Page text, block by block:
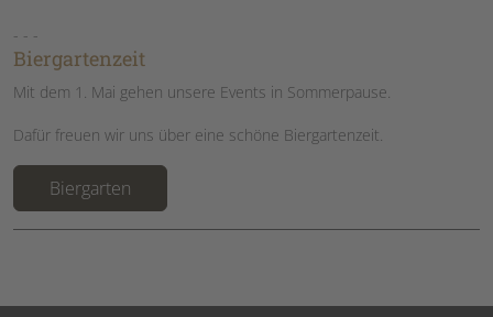
- - -
Biergartenzeit
Mit dem 1. Mai gehen unsere Events in Sommerpause.
Dafür freuen wir uns über eine schöne Biergartenzeit.
Biergarten